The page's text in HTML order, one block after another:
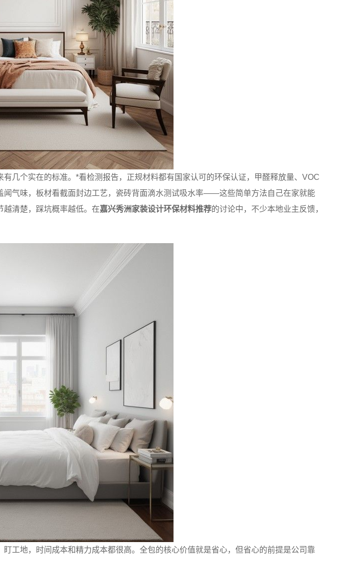
几个实在的标准。*看检测报告，正规材料都有国家认可的环保认证，甲醛释放量、VOC
气味，板材看截面封边工艺，瓷砖背面滴水测试吸水率——这些简单方法自己在家就能
越清楚，踩坑概率越低。在嘉兴秀洲家装设计环保材料推荐的讨论中，不少本地业主反馈，
工地，时间成本和精力成本都很高。全包的核心价值就是省心，但省心的前提是公司靠